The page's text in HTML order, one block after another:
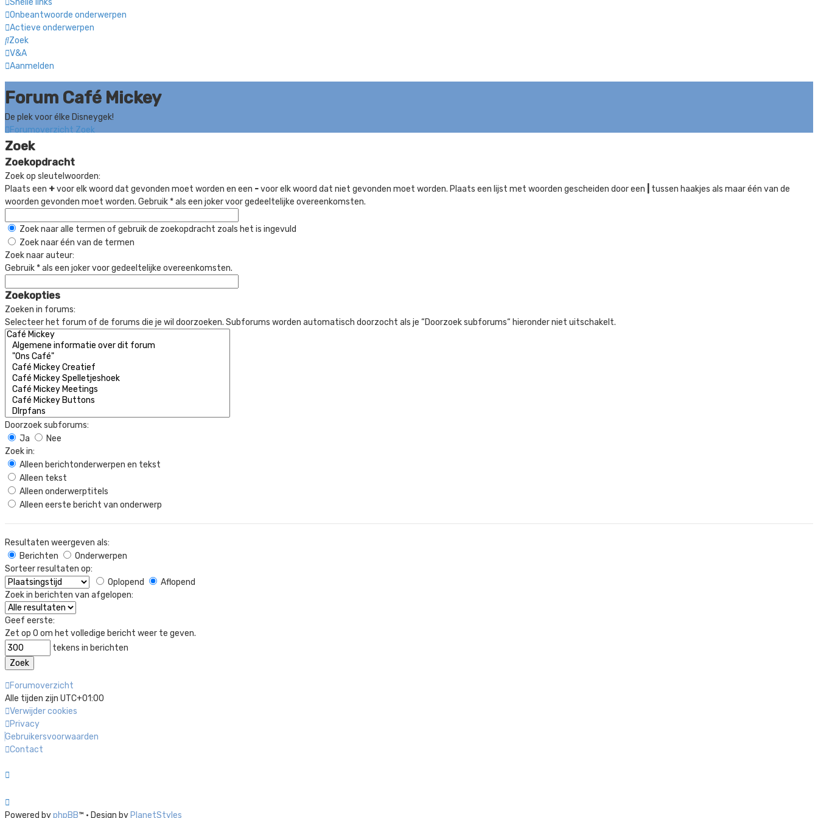
Snelle links
Onbeantwoorde onderwerpen
Actieve onderwerpen
Zoek
V&A
Aanmelden
Forum Café Mickey
De plek voor élke Disneygek!
Forumoverzicht Zoek
Zoek
Zoekopdracht
Zoek op sleutelwoorden:
Plaats een +voor elk woord dat gevonden moet worden en een -voor elk woord dat niet gevonden moet worden. Plaats een lijst met woorden gescheiden door een
tussen haakjes als maar één van de
woorden gevonden moet worden. Gebruik * als een joker voor gedeeltelijke overeenkomsten.
Zoek naar alle termen of gebruik de zoekopdracht zoals het is ingevuld
Zoek naar één van de termen
Zoek naar auteur:
Gebruik * als een joker voor gedeeltelijke overeenkomsten.
Zoekopties
Zoeken in forums:
Selecteer het forum of de forums die je wil doorzoeken. Subforums worden automatisch doorzocht als je “Doorzoek subforums“ hieronder niet uitschakelt.
Doorzoek subforums:
Ja
Nee
Zoek in:
Alleen berichtonderwerpen en tekst
Alleen tekst
Alleen onderwerptitels
Alleen eerste bericht van onderwerp
Resultaten weergeven als:
Berichten
Onderwerpen
Sorteer resultaten op:
Oplopend
Aflopend
Zoek in berichten van afgelopen:
Geef eerste:
Zet op 0 om het volledige bericht weer te geven.
tekens in berichten
Forumoverzicht
Alle tijden zijn UTC+01:00
Verwijder cookies
Privacy
Gebruikersvoorwaarden
Contact
Powered byphpBB™ • Design by PlanetStyles